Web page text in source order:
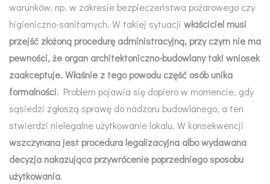
warunków, np. w zakresie bezpieczeństwa pożarowego czy
higieniczno-sanitarnych. W takiej sytuacji właściciel musi
przejść złożoną procedurę administracyjną, przy czym nie ma
pewności, że organ architektoniczno-budowlany taki wniosek
zaakceptuje. Właśnie z tego powodu część osób unika
formalności. Problem pojawia się dopiero w momencie, gdy
sąsiedzi zgłoszą sprawę do nadzoru budowlanego, a ten
stwierdzi nielegalne użytkowanie lokalu. W konsekwencji
wszczynana jest procedura legalizacyjna albo wydawana
decyzja nakazująca przywrócenie poprzedniego sposobu
użytkowania.